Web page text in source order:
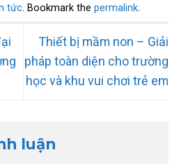
tức . Bookmark the permalink
Thiết bị mầm non – Giải
pháp toàn diện cho trường
học và khu vui chơi trẻ em
luận